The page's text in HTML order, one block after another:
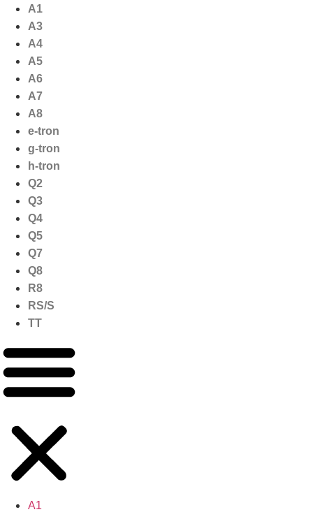
naar
inhoud
A1
A3
A4
A5
A6
A7
A8
e-tron
g-tron
h-tron
Q2
Q3
Q4
Q5
Q7
Q8
R8
RS/S
TT
A1